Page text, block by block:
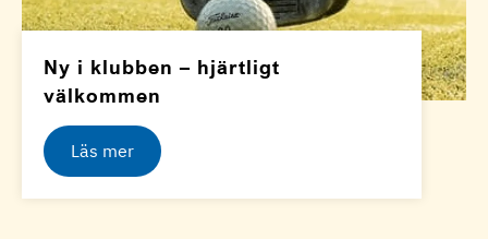
Ny i klubben – hjärtligt
välkommen
Läs mer